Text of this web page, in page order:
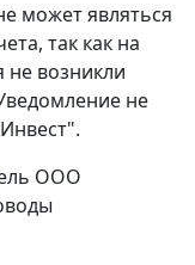
может являться
так как на
возникли
не
ООО